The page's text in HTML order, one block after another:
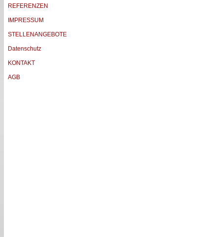
REFERENZEN
IMPRESSUM
STELLENANGEBOTE
Datenschutz
KONTAKT
AGB